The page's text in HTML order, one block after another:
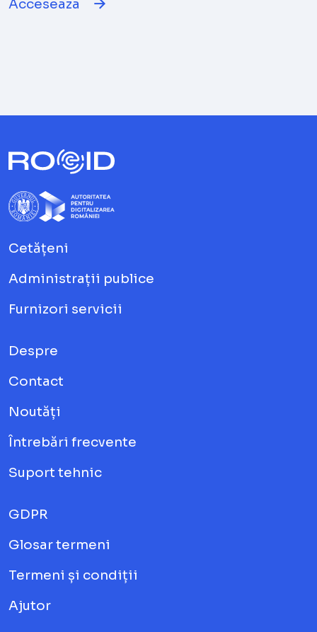
Acceseaza
Cetățeni
Administrații publice
Furnizori servicii
Despre
Contact
Noutăți
Întrebări frecvente
Suport tehnic
GDPR
Glosar termeni
Termeni și condiții
Ajutor